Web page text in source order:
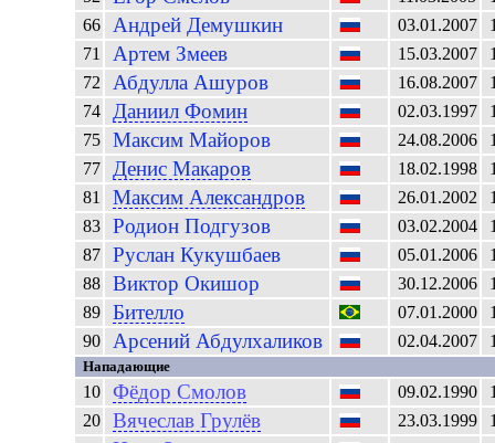
66
Андрей Демушкин 03.01.2007
71
Артем Змеев 15.03.2007
72
Абдулла Ашуров 16.08.2007
74
ДаниилФомин 02.03.1997
75
МаксимМайоров 24.08.2006
77
ДенисМакаров 18.02.1998
81
Максим Александров 26.01.2002
83
РодионПодгузов 03.02.2004
87
РусланКукушбаев 05.01.2006
88
ВикторОкишор 30.12.2006
89
Бителло 07.01.2000
90
Арсений Абдулхаликов 02.04.2007
Нападающие
10 ФёдорСмолов 09.02.1990
20
ВячеславГрулёв 23.03.1999